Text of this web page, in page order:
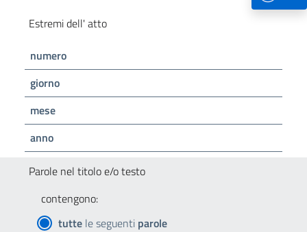
Estremi dell' atto
numero
giorno
mese
anno
Parole nel titolo e/o testo
contengono:
tutte le seguenti parole